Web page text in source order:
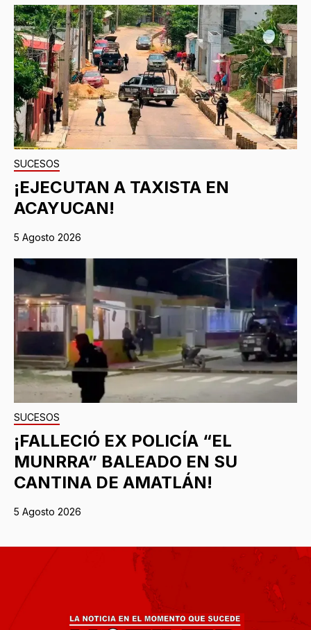
SUCESOS
¡EJECUTAN A TAXISTA EN
ACAYUCAN!
5 Agosto 2026
SUCESOS
¡FALLECIÓ EX POLICÍA “EL
MUNRRA” BALEADO EN SU
CANTINA DE AMATLÁN!
5 Agosto 2026